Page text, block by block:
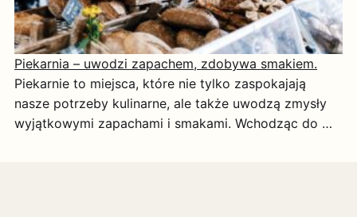
Piekarnia – uwodzi zapachem, zdobywa smakiem.
Piekarnie to miejsca, które nie tylko zaspokajają
nasze potrzeby kulinarne, ale także uwodzą zmysły
wyjątkowymi zapachami i smakami. Wchodząc do …